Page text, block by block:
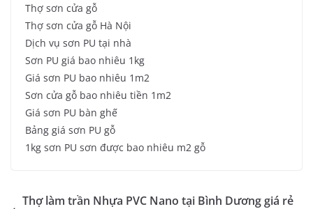
Thợ sơn cửa gỗ
Thợ sơn cửa gỗ Hà Nội
Dịch vụ sơn PU tại nhà
Sơn PU giá bao nhiêu 1kg
Giá sơn PU bao nhiêu 1m2
Sơn cửa gỗ bao nhiêu tiền 1m2
Giá sơn PU bàn ghế
Bảng giá sơn PU gỗ
1kg sơn PU sơn được bao nhiêu m2 gỗ
Thợ làm trần Nhựa PVC Nano tại Bình Dương giá rẻ